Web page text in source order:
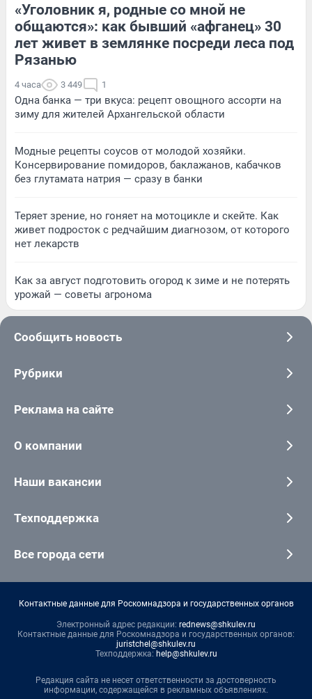
«Уголовник я, родные со мной не
общаются»: как бывший «афганец» 30
лет живет в землянке посреди леса под
Рязанью
4 часа 3 449 1
Одна банка — три вкуса: рецепт овощного ассорти на
зиму для жителей Архангельской области
Модные рецепты соусов от молодой хозяйки.
Консервирование помидоров, баклажанов, кабачков
без глутамата натрия — сразу в банки
Теряет зрение, но гоняет на мотоцикле и скейте. Как
живет подросток с редчайшим диагнозом, от которого
нет лекарств
Как за август подготовить огород к зиме и не потерять
урожай — советы агронома
Сообщить новость
Рубрики
Реклама на сайте
О компании
Наши вакансии
Техподдержка
Все города сети
Контактные данные для Роскомнадзора и государственных органов
Электронный адрес редакции: rednews@shkulev.ru
Контактные данные для Роскомнадзора и государственных органов:
juristchel@shkulev.ru
Техподдержка: help@shkulev.ru
Редакция сайта не несет ответственности за достоверность
информации, содержащейся в рекламных объявлениях.